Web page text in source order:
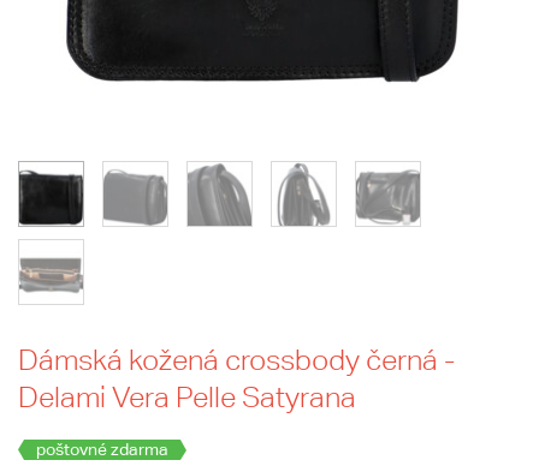
Dámská kožená crossbody černá -
Delami Vera Pelle Satyrana
poštovné zdarma